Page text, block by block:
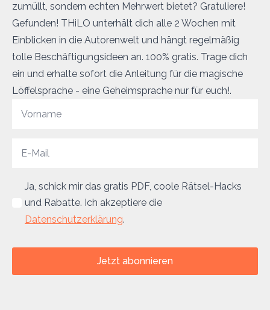
zumüllt, sondern echten Mehrwert bietet? Gratuliere!
Gefunden! THiLO unterhält dich alle 2 Wochen mit
Einblicken in die Autorenwelt und hängt regelmäßig
tolle Beschäftigungsideen an. 100% gratis. Trage dich
ein und erhalte sofort die Anleitung für die magische
Löffelsprache - eine Geheimsprache nur für euch!.
Ja, schick mir das gratis PDF, coole Rätsel-Hacks
und Rabatte. Ich akzeptiere die
Datenschutzerklärung.
Jetzt abonnieren